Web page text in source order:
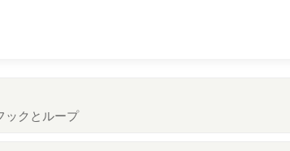
ックとループ